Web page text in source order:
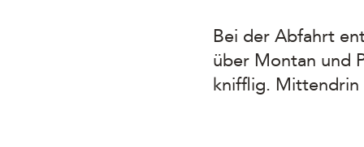
Bei der Abfahrt
über Montan und
knifflig. Mittendrin